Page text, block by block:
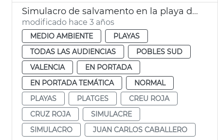
Simulacro de salvamento en la playa del Perellonet
modificado hace 3 años
MEDIO AMBIENTE
PLAYAS
TODAS LAS AUDIENCIAS
POBLES SUD
VALENCIA
EN PORTADA
EN PORTADA TEMÁTICA
NORMAL
PLAYAS
PLATGES
CREU ROJA
CRUZ ROJA
SIMULACRE
SIMULACRO
JUAN CARLOS CABALLERO